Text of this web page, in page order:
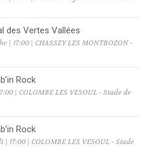
des Vertes Vallées
| 17:00 | CHASSEY LES MONTBOZON -
Rock
| COLOMBE LES VESOUL - Stade de
Rock
| 17:00 | COLOMBE LES VESOUL - Stade